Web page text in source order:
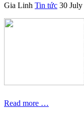
Gia Linh Tin tức 30
Read more …